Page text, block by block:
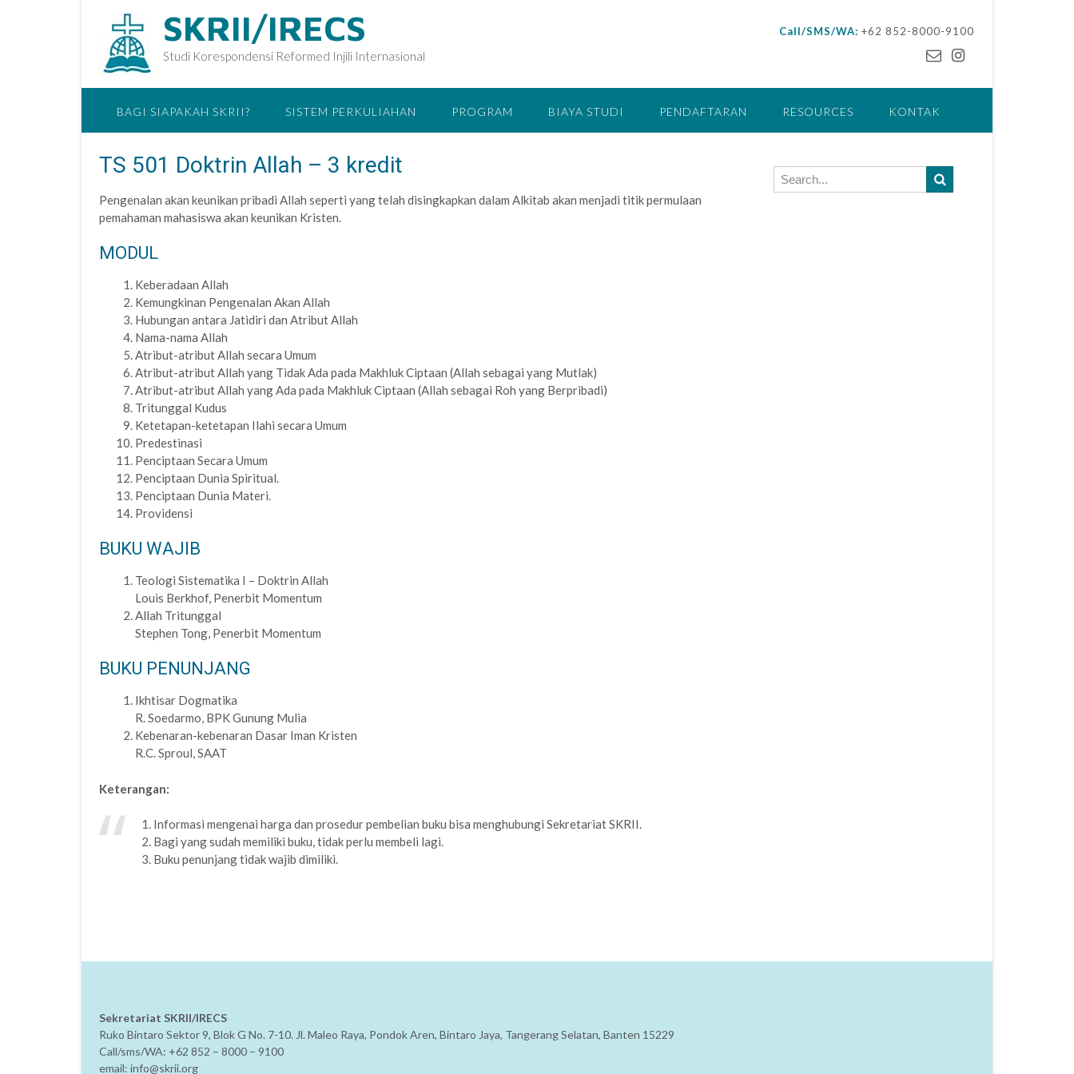
SKRII/IRECS
Studi Korespondensi Reformed Injili Internasional
Call/SMS/WA: +62 852-8000-9100
BAGI SIAPAKAH SKRII? SISTEM PERKULIAHAN PROGRAM BIAYA STUDI PENDAFTARAN RESOURCES KONTAK
TS 501 Doktrin Allah – 3 kredit
Pengenalan akan keunikan pribadi Allah seperti yang telah disingkapkan dalam Alkitab akan menjadi titik permulaan
pemahaman mahasiswa akan keunikan Kristen.
MODUL
Keberadaan Allah
Kemungkinan Pengenalan Akan Allah
Hubungan antara Jatidiri dan Atribut Allah
Nama-nama Allah
Atribut-atribut Allah secara Umum
Atribut-atribut Allah yang Tidak Ada pada Makhluk Ciptaan (Allah sebagai yang Mutlak)
Atribut-atribut Allah yang Ada pada Makhluk Ciptaan (Allah sebagai Roh yang Berpribadi)
Tritunggal Kudus
Ketetapan-ketetapan Ilahi secara Umum
Predestinasi
Penciptaan Secara Umum
Penciptaan Dunia Spiritual.
Penciptaan Dunia Materi.
Providensi
BUKU WAJIB
Teologi Sistematika I – Doktrin Allah
Louis Berkhof, Penerbit Momentum
Allah Tritunggal
Stephen Tong, Penerbit Momentum
BUKU PENUNJANG
Ikhtisar Dogmatika
R. Soedarmo, BPK Gunung Mulia
Kebenaran-kebenaran Dasar Iman Kristen
R.C. Sproul, SAAT
Keterangan:
1. Informasi mengenai harga dan prosedur pembelian buku bisa menghubungi Sekretariat SKRII.
2. Bagi yang sudah memiliki buku, tidak perlu membeli lagi.
3. Buku penunjang tidak wajib dimiliki.
Sekretariat SKRII/IRECS
Ruko Bintaro Sektor 9, Blok G No. 7-10. Jl. Maleo Raya, Pondok Aren, Bintaro Jaya, Tangerang Selatan, Banten 15229
Call/sms/WA: +62 852 – 8000 – 9100
email: info@skrii.org